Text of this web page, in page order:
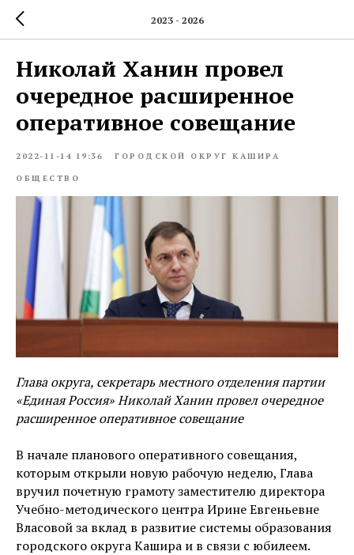
2023 - 2026
Николай Ханин провел
очередное расширенное
оперативное совещание
2022-11-14 19:36 ГОРОДСКОЙ ОКРУГ КАШИРА
ОБЩЕСТВО
Глава округа, секретарь местного отделения партии
«Единая Россия» Николай Ханин провел очередное
расширенное оперативное совещание
В начале планового оперативного совещания,
которым открыли новую рабочую неделю, Глава
вручил почетную грамоту заместителю директора
Учебно-методического центра Ирине Евгеньевне
Власовой за вклад в развитие системы образования
городского округа Кашира и в связи с юбилеем.